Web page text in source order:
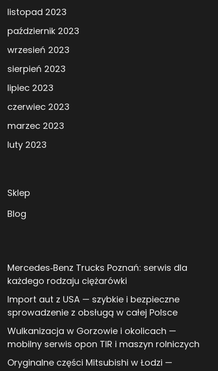
listopad 2023
październik 2023
wrzesień 2023
sierpień 2023
lipiec 2023
czerwiec 2023
marzec 2023
luty 2023
Sklep
Blog
Mercedes‑Benz Trucks Poznań: serwis dla
każdego rodzaju ciężarówki
Import aut z USA — szybkie i bezpieczne
sprowadzenie z obsługą w całej Polsce
Wulkanizacja w Gorzowie i okolicach —
mobilny serwis opon TIR i maszyn rolniczych
Oryginalne części Mitsubishi w Łodzi —